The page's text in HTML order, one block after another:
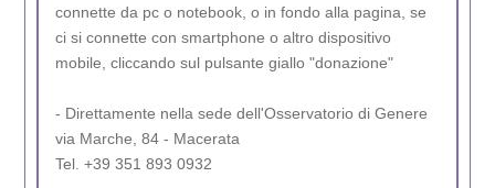
connette da pc o notebook, o in fondo alla pagina, se
ci si connette con smartphone o altro dispositivo
mobile, cliccando sul pulsante giallo "donazione"
- Direttamente nella sede dell'Osservatorio di Genere
via Marche, 84 - Macerata
Tel. +39 351 893 0932